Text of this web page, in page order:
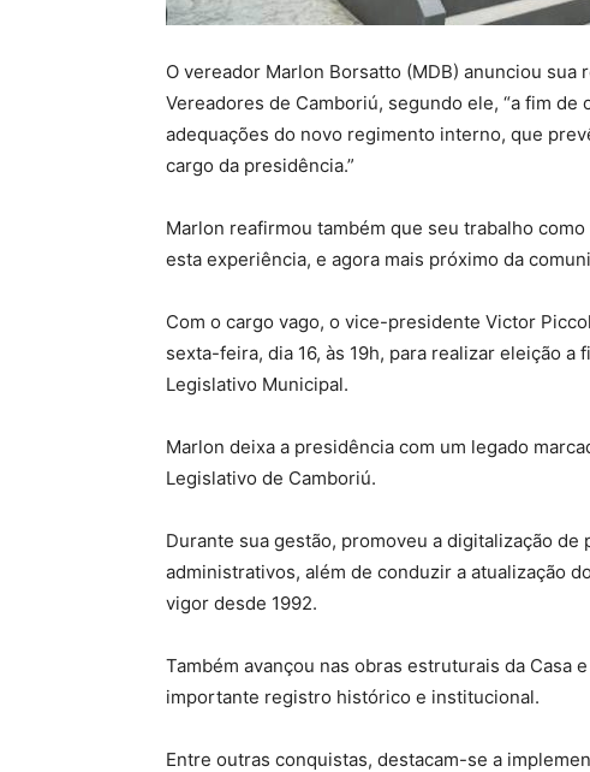
O vereador Marlon Borsatto (MDB) anunciou
Vereadores de Camboriú, segundo ele, “a fim
adequações do novo regimento interno, que
cargo da presidência.”
Marlon reafirmou também que seu trabalho
esta experiência, e agora mais próximo da
Com o cargo vago, o vice-presidente Victor
sexta-feira, dia 16, às 19h, para realizar eleição
Legislativo Municipal.
Marlon deixa a presidência com um legado
Legislativo de Camboriú.
Durante sua gestão, promoveu a digitalização
administrativos, além de conduzir a atualização
vigor desde 1992.
Também avançou nas obras estruturais da Casa
importante registro histórico e institucional.
Entre outras conquistas, destacam-se a